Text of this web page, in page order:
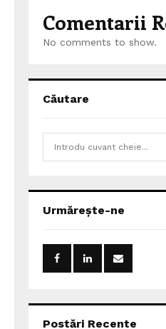
Comentarii
No comments to show.
Căutare
h
o
:
Urmărește-ne
Postări Recente